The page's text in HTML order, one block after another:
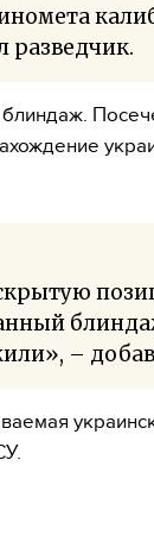
разведчик.
блиндаж.
–